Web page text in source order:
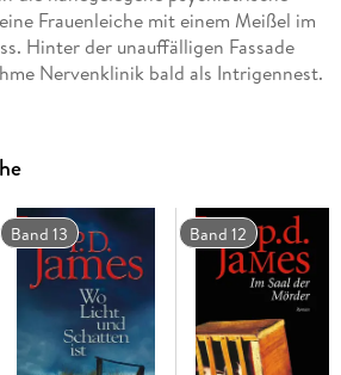
Frauenleiche mit einem Meißel im
Hinter der unauffälligen Fassade
Nervenklinik bald als Intrigennest.
Adam Dalgliesh.
den größten Schätzen britischer
Dank ist hier die Welt des
noch spürbar. « Mail on Sunday
lieferbar: »Ein Spiel zuviel« (Bd. 1)
(Bd. 3)
Band 13 Band 12